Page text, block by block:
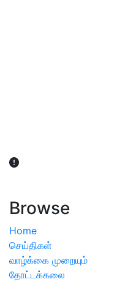
Browse
Home
செய்திகள்
வாழ்க்கை முறையும்
தோட்டக்கலை